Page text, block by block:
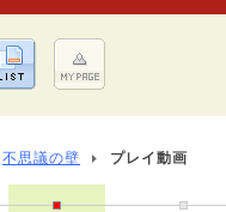
不思議の壁 プレイ動画